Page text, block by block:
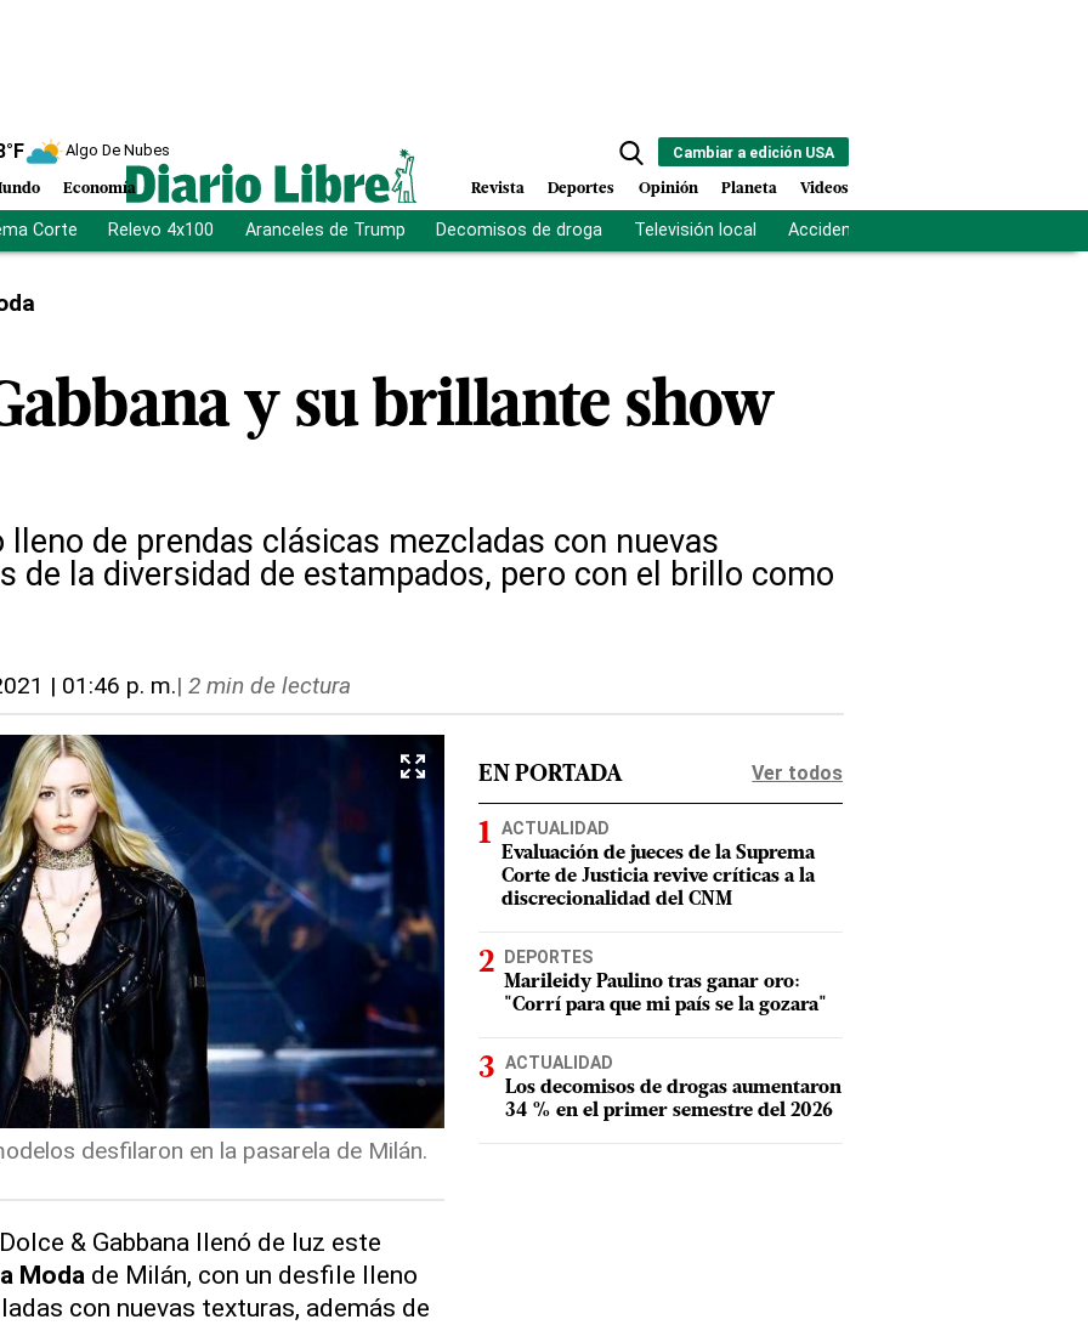
°F Algo De Nubes
Economía
Cambiar a edición USA
Revista Deportes Opinión Planeta Videos
Corte Relevo 4x100 Aranceles de Trump Decomisos de droga Televisión local Accidente Los Ríos
y su brillante show
de prendas clásicas mezcladas con nuevas
de la diversidad de estampados, pero con el brillo como
| 01:46 p. m.| 2 min de lectura
desfilaron en la pasarela de Milán.
& Gabbana llenó de luz este
Moda de Milán, con un desfile lleno
con nuevas texturas, además de
EN PORTADA Ver todos
ACTUALIDAD
Evaluación de jueces de la Suprema
Corte de Justicia revive críticas a la
discrecionalidad del CNM
DEPORTES
Marileidy Paulino tras ganar oro:
"Corrí para que mi país se la gozara"
ACTUALIDAD
Los decomisos de drogas aumentaron
34 % en el primer semestre del 2026